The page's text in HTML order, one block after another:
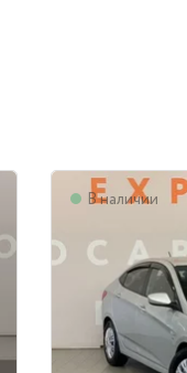
В наличии